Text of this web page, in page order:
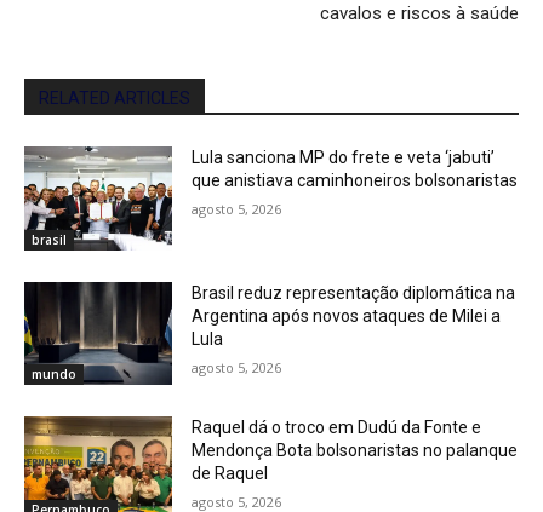
cavalos e riscos à saúde
RELATED ARTICLES
brasil
Lula sanciona MP do frete e veta ‘jabuti’
que anistiava caminhoneiros bolsonaristas
agosto 5, 2026
mundo
Brasil reduz representação diplomática na
Argentina após novos ataques de Milei a
Lula
agosto 5, 2026
Raquel dá o troco em Dudú da Fonte e
Mendonça Bota bolsonaristas no palanque
de Raquel
agosto 5, 2026